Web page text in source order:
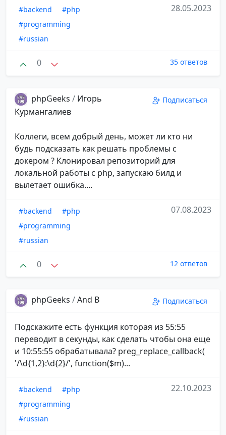
#backend
#php
#programming
#russian
28.05.2023
0 35 ответов
phpGeeks / Игорь
Курмангалиев
Подписаться
Коллеги, всем добрый день, может ли кто ни
будь подсказать как решать проблемы с
докером ? Клонировал репозиторий для
локальной работы с php, запускаю билд и
вылетает ошибка....
#backend
#php
#programming
#russian
07.08.2023
0 12 ответов
phpGeeks /And B Подписаться
Подскажите есть функция которая из 55:55
переводит в секунды, как сделать чтобы она еще
и 10:55:55 обрабатывала? preg_replace_callback(
'/\d{1,2}:\d{2}/', function($m)...
#backend
#php
#programming
#russian
22.10.2023